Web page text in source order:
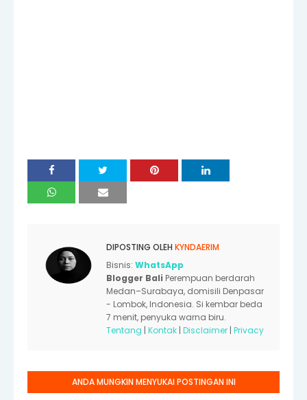
DIPOSTING OLEH KYNDAERIM
Bisnis: WhatsApp
Blogger Bali Perempuan berdarah
Medan–Surabaya, domisili Denpasar
- Lombok, Indonesia. Si kembar beda
7 menit, penyuka warna biru.
Tentang | Kontak | Disclaimer | Privacy
ANDA MUNGKIN MENYUKAI POSTINGAN INI